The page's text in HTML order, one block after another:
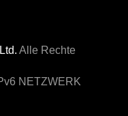
Alle Rechte
NETZWERK